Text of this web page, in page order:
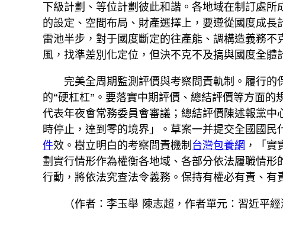
下級計劃、等位計劃彼此和諧。各地域在制訂處
的設定、空間布局、財產選擇上，要遵從國度成
雷池半步，對于國度斷定的往產能、調構造義務
風，找準差別化定位，但決不克不及搞與國度全體
完美全周期監測評價與考察問責軌制。履行
的“硬杠杠”。要落實中期評價、總結評價等方面
代表年夜會常務委員會審議；總結評價陳述報黨中
時停止，達到零的境界」。草案一并提交全國國民
件效。樹立明白的考察問責機制 台灣包養網 ，「
劃實行情形作為權衡各地域、各部分依法履職情
行動，將依法究查法令義務。保持有權必有責、
（作者： 李玉舉 陳志超，作者單元：習近平經